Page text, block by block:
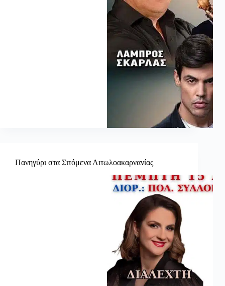
Πανηγύρι στα Σιτόμενα Αιτωλοακαρνανίας